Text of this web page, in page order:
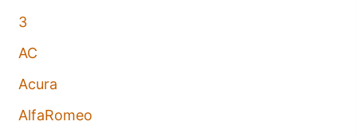
3
AC
Acura
AlfaRomeo